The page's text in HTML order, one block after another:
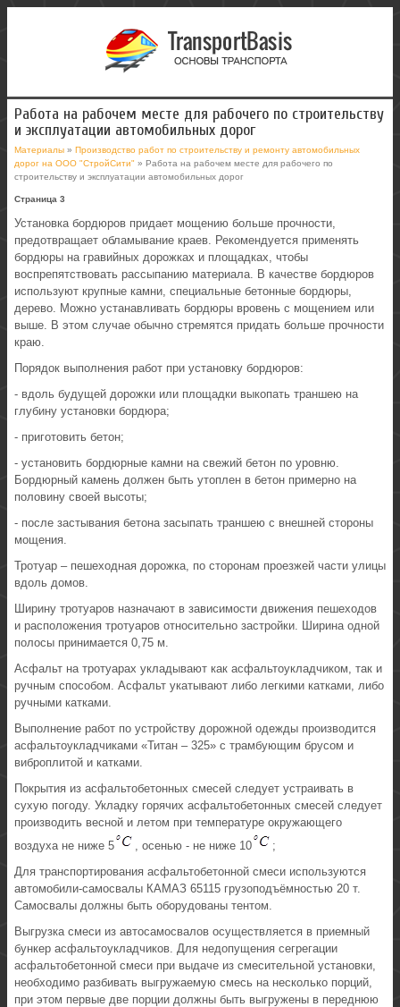
Работа на рабочем месте для рабочего по строительству
и эксплуатации автомобильных дорог
Материалы » Производство работ по строительству и ремонту автомобильных
дорог на ООО "СтройСити" » Работа на рабочем месте для рабочего по
строительству и эксплуатации автомобильных дорог
Страница 3
Установка бордюров придает мощению больше прочности,
предотвращает обламывание краев. Рекомендуется применять
бордюры на гравийных дорожках и площадках, чтобы
воспрепятствовать рассыпанию материала. В качестве бордюров
используют крупные камни, специальные бетонные бордюры,
дерево. Можно устанавливать бордюры вровень с мощением или
выше. В этом случае обычно стремятся придать больше прочности
краю.
Порядок выполнения работ при установку бордюров:
- вдоль будущей дорожки или площадки выкопать траншею на
глубину установки бордюра;
- приготовить бетон;
- установить бордюрные камни на свежий бетон по уровню.
Бордюрный камень должен быть утоплен в бетон примерно на
половину своей высоты;
- после застывания бетона засыпать траншею с внешней стороны
мощения.
Тротуар – пешеходная дорожка, по сторонам проезжей части улицы
вдоль домов.
Ширину тротуаров назначают в зависимости движения пешеходов
и расположения тротуаров относительно застройки. Ширина одной
полосы принимается 0,75 м.
Асфальт на тротуарах укладывают как асфальтоукладчиком, так и
ручным способом. Асфальт укатывают либо легкими катками, либо
ручными катками.
Выполнение работ по устройству дорожной одежды производится
асфальтоукладчиками «Титан – 325» с трамбующим брусом и
виброплитой и катками.
Покрытия из асфальтобетонных смесей следует устраивать в
сухую погоду. Укладку горячих асфальтобетонных смесей следует
производить весной и летом при температуре окружающего
воздуха не ниже 5
, осенью - не ниже 10
;
Для транспортирования асфальтобетонной смеси используются
автомобили-самосвалы КАМАЗ 65115 грузоподъёмностью 20 т.
Самосвалы должны быть оборудованы тентом.
Выгрузка смеси из автосамосвалов осуществляется в приемный
бункер асфальтоукладчиков. Для недопущения сегрегации
асфальтобетонной смеси при выдаче из смесительной установки,
необходимо разбивать выгружаемую смесь на несколько порций,
при этом первые две порции должны быть выгружены в переднюю